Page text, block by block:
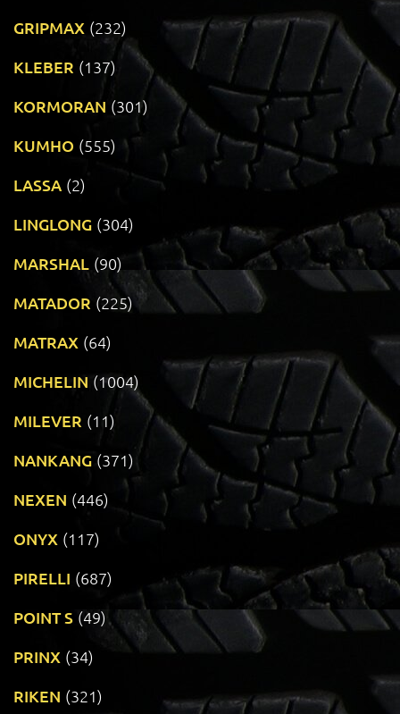
GRIPMAX (232)
KLEBER (137)
KORMORAN (301)
KUMHO (555)
LASSA (2)
LINGLONG (304)
MARSHAL (90)
MATADOR (225)
MATRAX (64)
MICHELIN (1004)
MILEVER (11)
NANKANG (371)
NEXEN (446)
ONYX (117)
PIRELLI (687)
POINT S (49)
PRINX (34)
RIKEN (321)